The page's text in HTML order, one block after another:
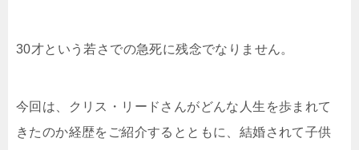
30才という若さでの急死に残念でなりません。
今回は、クリス・リードさんがどんな人生を歩まれて
きたのか経歴をご紹介するとともに、結婚されて子供